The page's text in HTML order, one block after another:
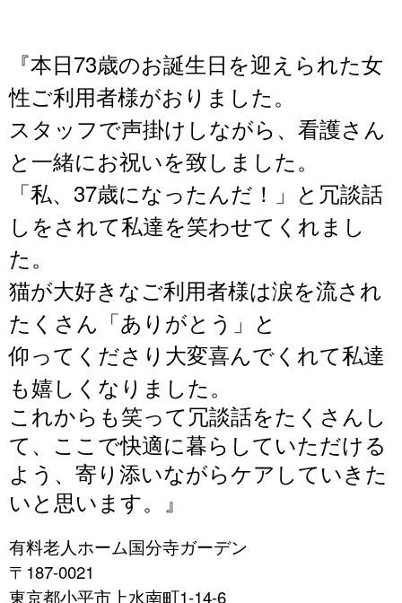
『本日73歳のお誕生日を迎えられた女
性ご利用者様がおりました。
スタッフで声掛けしながら、看護さん
と一緒にお祝いを致しました。
「私、37歳になったんだ！」と冗談話
しをされて私達を笑わせてくれまし
た。
猫が大好きなご利用者様は涙を流され
たくさん「ありがとう」と
仰ってくださり大変喜んでくれて私達
も嬉しくなりました。
これからも笑って冗談話をたくさんし
て、ここで快適に暮らしていただける
よう、寄り添いながらケアしていきた
いと思います。』
有料老人ホーム国分寺ガーデン
〒187-0021
東京都小平市上水南町1-14-6